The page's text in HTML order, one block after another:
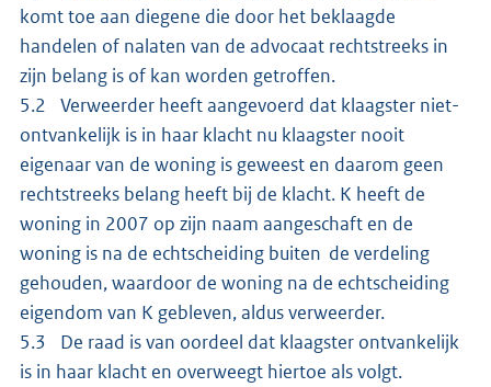
komt toe aan diegene die door het beklaagde
handelen of nalaten van de advocaat rechtstreeks in
zijn belang is of kan worden getroffen.
5.2 Verweerder heeft aangevoerd dat klaagster niet-
ontvankelijk is in haar klacht nu klaagster nooit
eigenaar van de woning is geweest en daarom geen
rechtstreeks belang heeft bij de klacht. K heeft de
woning in 2007 op zijn naam aangeschaft en de
woning is na de echtscheiding buiten de verdeling
gehouden, waardoor de woning na de echtscheiding
eigendom van K gebleven, aldus verweerder.
5.3 De raad is van oordeel dat klaagster ontvankelijk
is in haar klacht en overweegt hiertoe als volgt.